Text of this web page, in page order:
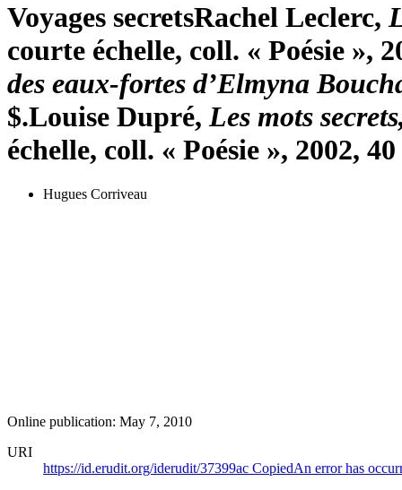
Voyages secretsRachel Leclerc,
courte échelle, coll. « Poésie »,
des eaux-fortes d’Elmyna
$.Louise Dupré, Les mots
échelle, coll. « Poésie », 2002,
Hugues Corriveau
Online publication: May 7, 2010
URI
https://id.erudit.org/iderudit/37399ac CopiedAn error has